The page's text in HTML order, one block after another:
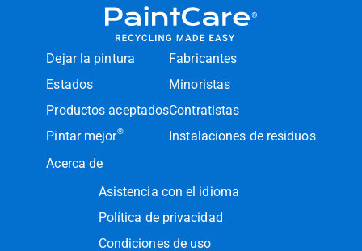
Dejar la pintura
Estados
Productos aceptados
Pintar mejor®
Acerca de
Fabricantes
Minoristas
Contratistas
Instalaciones de residuos
Asistencia con el idioma
Política de privacidad
Condiciones de uso